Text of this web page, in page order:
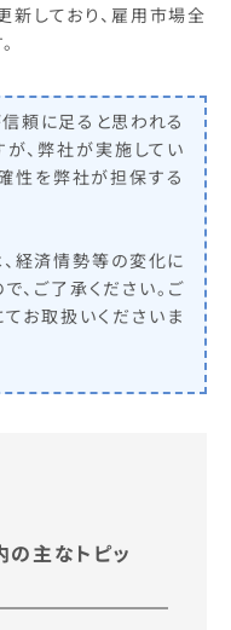
しており、雇用市場全
頼に足ると思われる
、弊社が実施してい
性を弊社が担保する
経済情勢等の変化に
、ご了承ください。ご
お取扱いくださいま
の主なトピッ